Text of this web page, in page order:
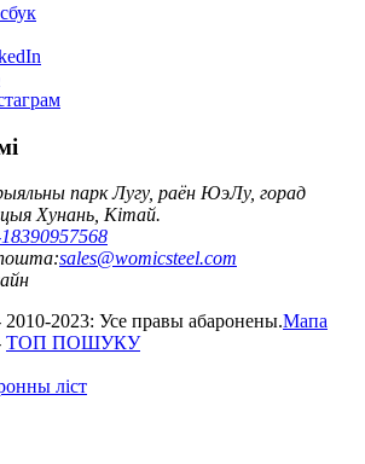
парк Лугу, раён ЮэЛу, горад
Хунань, Кітай.
sales@womicsteel.com
2023: Усе правы абаронены.Мапа
ТОП ПОШУКУ
ліст